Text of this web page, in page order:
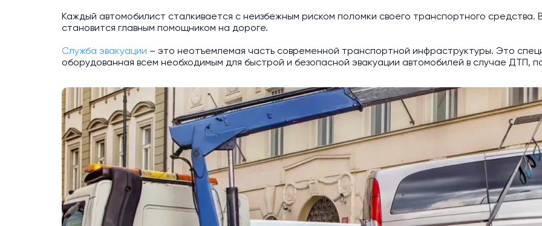
Каждый автомобилист сталкивается с неизбежным риском поломки своего транспортного средства.
становится главным помощником на дороге.
Служба эвакуации – это неотъемлемая часть современной транспортной инфраструктуры. Это
оборудованная всем необходимым для быстрой и безопасной эвакуации автомобилей в случае ДТП,